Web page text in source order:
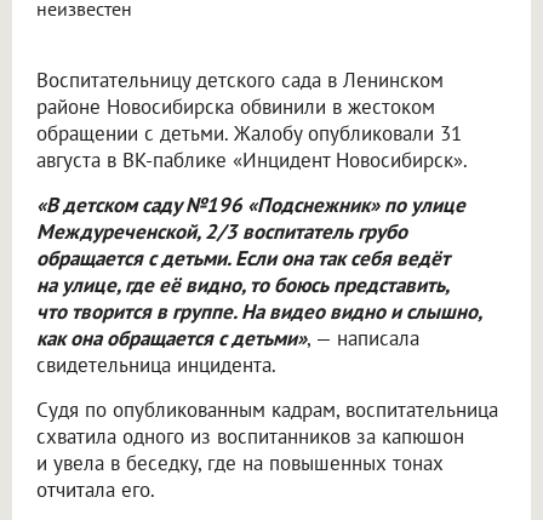
неизвестен
Воспитательницу детского сада в Ленинском
районе Новосибирска обвинили в жестоком
обращении с детьми. Жалобу опубликовали 31
августа в ВК-паблике «Инцидент Новосибирск».
«В детском саду №196 «Подснежник» по улице
Междуреченской, 2/3 воспитатель грубо
обращается с детьми. Если она так себя ведёт
на улице, где её видно, то боюсь представить,
что творится в группе. На видео видно и слышно,
как она обращается с детьми», — написала
свидетельница инцидента.
Судя по опубликованным кадрам, воспитательница
схватила одного из воспитанников за капюшон
и увела в беседку, где на повышенных тонах
отчитала его.